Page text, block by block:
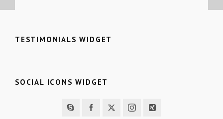
TESTIMONIALS WIDGET
SOCIAL ICONS WIDGET